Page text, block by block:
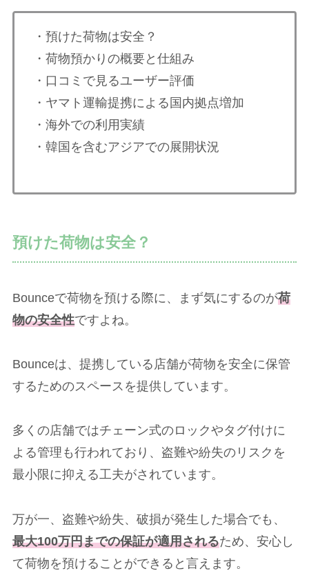
・預けた荷物は安全？
・荷物預かりの概要と仕組み
・口コミで見るユーザー評価
・ヤマト運輸提携による国内拠点増加
・海外での利用実績
・韓国を含むアジアでの展開状況
預けた荷物は安全？
Bounceで荷物を預ける際に、まず気にするのが荷
物の安全性ですよね。
Bounceは、提携している店舗が荷物を安全に保管
するためのスペースを提供しています。
多くの店舗ではチェーン式のロックやタグ付けに
よる管理も行われており、盗難や紛失のリスクを
最小限に抑える工夫がされています。
万が一、盗難や紛失、破損が発生した場合でも、
最大100万円までの保証が適用されるため、安心し
て荷物を預けることができると言えます。